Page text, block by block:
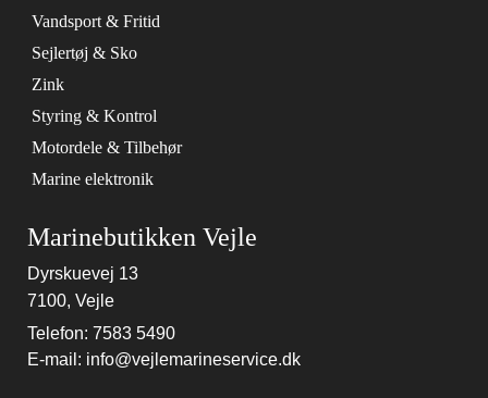
Vandsport & Fritid
Sejlertøj & Sko
Zink
Styring & Kontrol
Motordele & Tilbehør
Marine elektronik
Marinebutikken Vejle
Dyrskuevej 13
7100, Vejle
Telefon: 7583 5490
E-mail: info@vejlemarineservice.dk